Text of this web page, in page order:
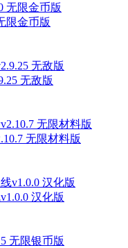
限金币版
无敌版
无限材料版
汉化版